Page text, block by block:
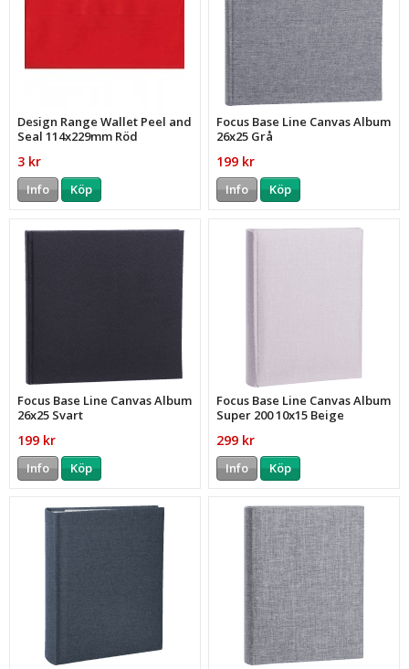
Design Range Wallet Peel and
Seal 114x229mm Röd
3 kr
Info Köp
Focus Base Line Canvas Album
26x25 Grå
199 kr
Info Köp
Focus Base Line Canvas Album
26x25 Svart
199 kr
Info Köp
Focus Base Line Canvas Album
Super 200 10x15 Beige
299 kr
Info Köp